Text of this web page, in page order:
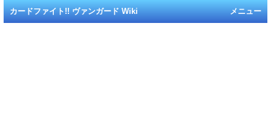
メニュー
カードファイト!! ヴァンガード Wiki